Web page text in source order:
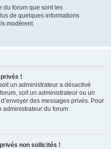
du forum que sont les
de quelques informations
modèrent.
!
un administrateur a désactivé
soit un administrateur ou un
des messages privés. Pour
administrateur du forum.
non sollicités !